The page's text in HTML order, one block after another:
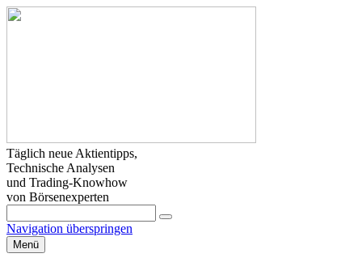
Täglich neue Aktientipps,
Technische Analysen
und Trading-Knowhow
von Börsenexperten
Navigation überspringen
Menü